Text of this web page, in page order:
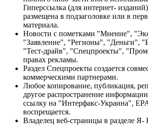
Гиперссылка (для интернет-
размещена в подзаголовке или в
материала.
Новости с пометками "Мнение",
"Заявление", "Регионы", "Деньги",
"Тест-драйв", "Спецпроекты",
правах рекламы.
Раздел Спецпроекты создается
коммерческими партнерами.
Любое копирование, публикация,
другое распространение
ссылку на "Интерфакс-Украина",
воспрещается.
Владелец веб-страницы в разделе Я-